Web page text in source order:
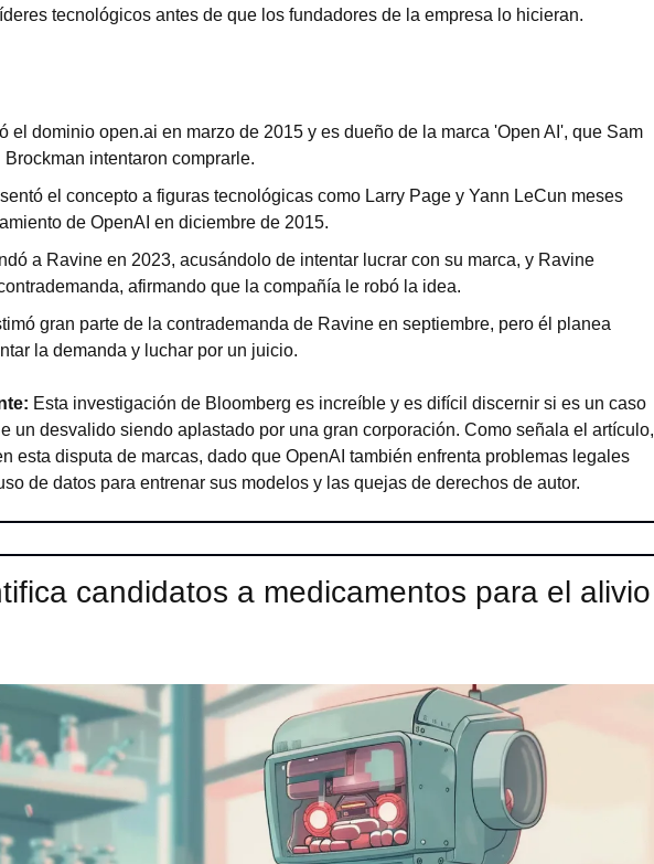
tecnológicos antes de que los fundadores de la empresa lo hicieran.
el dominio open.ai en marzo de 2015 y es dueño de la marca 'Open AI', que Sam
Brockman intentaron comprarle.
el concepto a figuras tecnológicas como Larry Page y Yann LeCun meses
de OpenAI en diciembre de 2015.
a Ravine en 2023, acusándolo de intentar lucrar con su marca, y Ravine
afirmando que la compañía le robó la idea.
gran parte de la contrademanda de Ravine en septiembre, pero él planea
la demanda y luchar por un juicio.
Esta investigación de Bloomberg es increíble y es difícil discernir si es un caso
un desvalido siendo aplastado por una gran corporación. Como señala el artículo,
esta disputa de marcas, dado que OpenAI también enfrenta problemas legales
de datos para entrenar sus modelos y las quejas de derechos de autor.
candidatos a medicamentos para el alivio